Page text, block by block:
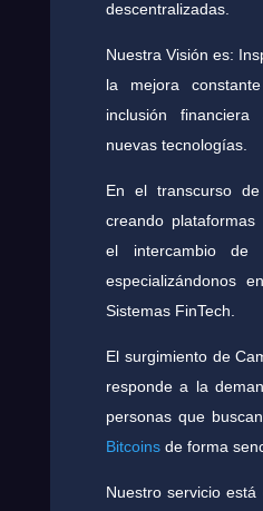
descentralizadas.
Nuestra Visión es:
la mejora
inclusión
nuevas tecnologías.
En el transcurso
creando plataformas
el intercambio de
especializándonos
Sistemas FinTech.
El surgimiento de
responde a la
personas que
Bitcoinsde forma
Nuestro servicio